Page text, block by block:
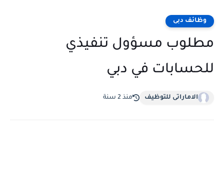
وظائف دبى
مطلوب مسؤول تنفيذي
للحسابات في دبي
الاماراتى للتوظيف منذ 2 سنة